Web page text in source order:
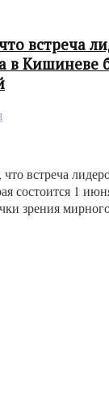
встреча
в Кишиневе
встреча
состоится 1
зрения